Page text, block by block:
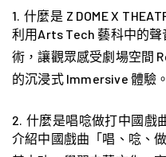
1.⁠ ⁠什麼是 Z DOME X
利用Arts Tech 藝科中的
術，讓觀眾感受劇場空間
的沉浸式 Immersive 體驗。
2.⁠ ⁠什麼是唱唸做打中國戲
介紹中國戲曲「唱、唸、